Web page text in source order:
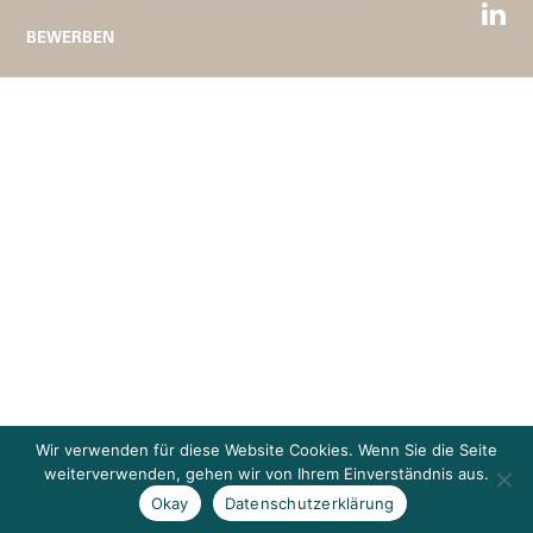
BEWERBEN
Wir verwenden für diese Website Cookies. Wenn Sie die Seite
weiterverwenden, gehen wir von Ihrem Einverständnis aus.
Okay
Datenschutzerklärung